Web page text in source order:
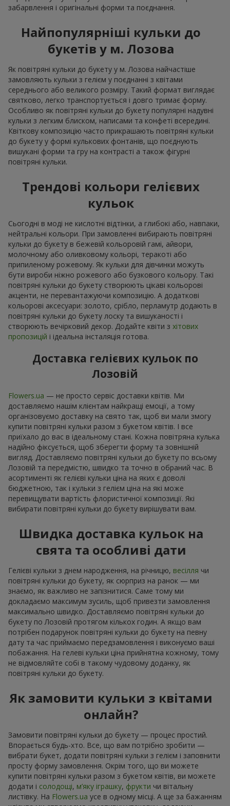
забарвлення і оригінальні форми та поєднання.
Найпопулярніші кульки до
букетів у м. Лозова
Як повітряні кульки до букету у м. Лозова найчастіше
замовляють кульки з гелієм у поєднанні з квітами
середнього або великого розміру. Такий формат виглядає
святково, легко транспортується і довго тримає форму.
Особливо як повітряні кульки до букету популярні надувні
кульки з легким блиском, написами та конфеті всередині.
Квіткову композицію часто прикрашають повітряні кульки
до букету у формі кулькових фонтанів, що поєднують
вишукані форми та гру на контрасті а також фігурні
повітряні кульки.
Трендові кольори гелієвих
кульок
Сьогодні в моді не кислотні відтінки, а глибокі або, навпаки,
нейтральні кольори. При замовленні вибирають повітряні
кульки до букету в бежевій кольоровій гамі, айвори,
молочному або оливковому кольорі, теракоті або
припиленому рожевому. Як кульки для дівчинки можуть
бути вироби ніжно рожевого або бузкового кольору. Такі
повітряні кульки до букету створюють цікаві кольорові
акценти, не перевантажуючи композицію. А додаткові
кольорові аксесуари: золото, срібло, перламутр додають в
повітряні кульки до букету лоску та вишуканості і
створюють вечірковий декор. Додайте квіти з хітових
пропозицій і ідеальна інсталяція готова.
Доставка гелієвих кульок по
Лозовій
Flowers.ua — не просто сервіс доставки квітів. Ми
доставляємо нашім клієнтам найкращі емоції, а тому
організовуємо доставку на свято так, щоб ви мали змогу
купити повітряні кульки разом з букетом квітів. І все
приїхало до вас в ідеальному стані. Кожна повітряна кулька
надійно фіксується, щоб зберегти форму та зовнішній
вигляд. Доставляємо повітряні кульки до букету по всьому
Лозовій та передмістю, швидко та точно в обраний час. В
асортименті як гелієві кульки ціна на яких є доволі
бюджетною, так і кульки з гелієм ціна на які може
перевищувати вартість флористичної композиції. Які
вибирати повітряні кульки до букету вирішувати вам.
Швидка доставка кульок на
свята та особливі дати
Гелієві кульки з днем народження, на річницю, весілля чи
повітряні кульки до букету, як сюрприз на ранок — ми
знаємо, як важливо не запізнитися. Саме тому ми
докладаємо максимум зусиль, щоб привезти замовлення
максимально швидко. Доставляємо повітряні кульки до
букету по Лозовій протягом кількох годин. А якщо вам
потрібен подарунок повітряні кульки до букету на певну
дату та час приймаємо передзамовлення і виконуємо ваші
побажання. На гелеві кульки ціна прийнятна кожному, тому
не відмовляйте собі в такому чудовому доданку, як
повітряні кульки до букету.
Як замовити кульки з квітами
онлайн?
Замовити повітряні кульки до букету — процес простий.
Впорається будь-хто. Все, що вам потрібно зробити —
вибрати букет, додати повітряні кульки з гелієм і заповнити
просту форму замовлення. Окрім того, що ви можете
купити повітряні кульки разом з букетом квітів, ви можете
додати і солодощі, м’яку іграшку, фрукти чи вітальну
листівку. На Flowers.ua усе в одному місці. А ще за бажанням